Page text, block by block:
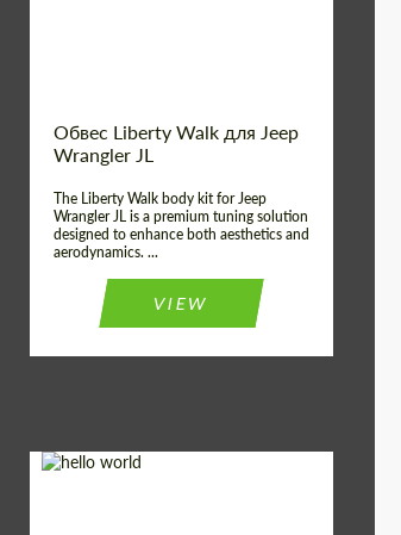
Обвес Liberty Walk для Jeep
Wrangler JL
The Liberty Walk body kit for Jeep
Wrangler JL is a premium tuning solution
designed to enhance both aesthetics and
aerodynamics. ...
VIEW